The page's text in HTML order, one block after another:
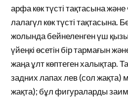
арфа көк түсті тақтасына
лалагүл көк түсті тақтасына.
жолында бейнеленген үш
үйеңкі өсетін бір тармағын
жаңа ұлт көптеген халықтар.
задних лапах лев (сол жақта)
жақта); бұл фигураларды